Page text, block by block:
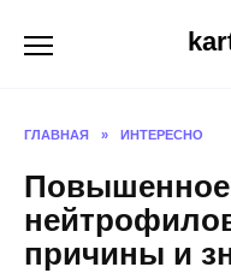
ГЛАВНАЯ » ИНТЕРЕСНО
Повышенное
причины и